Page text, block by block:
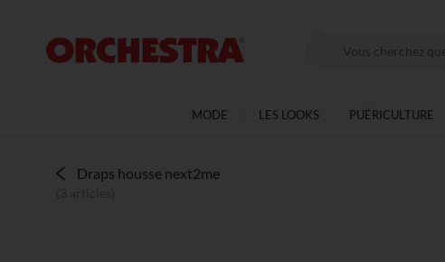
MODE LES LOOKS PUÉRICULTURE
Draps housse next2me